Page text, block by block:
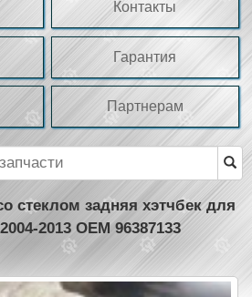
Контакты
Гарантия
Партнерам
стеклом задняя хэтчбек для
2013 OEM 96387133